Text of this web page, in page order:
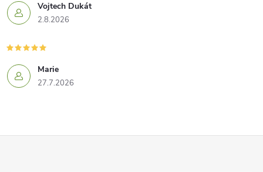
Vojtech Dukát
2.8.2026
Marie
27.7.2026